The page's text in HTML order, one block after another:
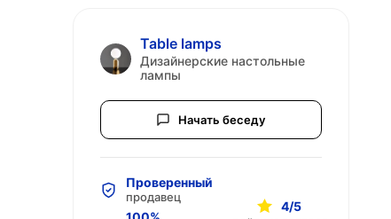
Table lamps
Дизайнерские настольные
лампы
Начать беседу
Проверенный
продавец
4/5